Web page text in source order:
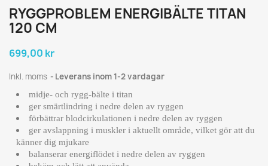
RYGGPROBLEM ENERGIBÄLTE TITAN
120 CM
699,00 kr
Inkl. moms Leverans inom 1-2 vardagar
midje- och rygg-bälte i titan
ger smärtlindring i nedre delen av ryggen
förbättrar blodcirkulationen i nedre delen av ryggen
ger avslappning i muskler i aktuellt område, vilket gör att du
känner dig mjukare
balanserar energiflödet i nedre delen av ryggen